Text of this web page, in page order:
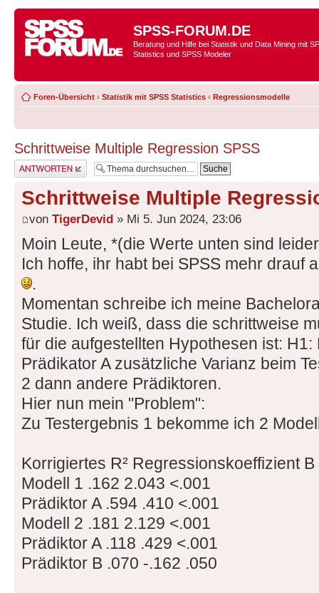
SPSS-FORUM.DE
Beratung und Hilfe bei Statistik und Data Mining mit
Statistics und SPSS Modeler
Foren-Übersicht ‹ Statistik mit SPSS Statistics ‹ Regressionsmodelle
Schrittweise Multiple Regression SPSS
Antwort erstellen
Schrittweise Multiple
von TigerDevid » Mi 5. Jun 2024, 23:06
Moin Leute, *(die Werte unten sind
Ich hoffe, ihr habt bei SPSS mehr drauf
.
Momentan schreibe ich meine
Studie. Ich weiß, dass die schrittweise
für die aufgestellten Hypothesen ist:
Prädikator A zusätzliche Varianz beim
2 dann andere Prädiktoren.
Hier nun mein "Problem":
Zu Testergebnis 1 bekomme ich 2
Korrigiertes R² Regressionskoeffizient B
Modell 1 .162 2.043 <.001
Prädiktor A .594 .410 <.001
Modell 2 .181 2.129 <.001
Prädiktor A .118 .429 <.001
Prädiktor B .070 -.162 .050